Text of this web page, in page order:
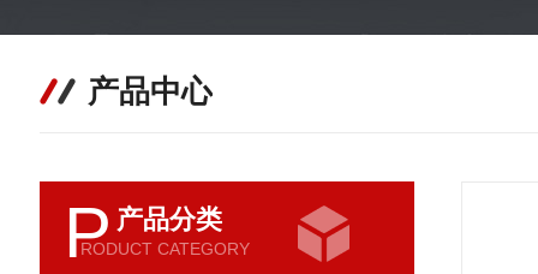
产品中心
P 产品分类
RODUCT CATEGORY